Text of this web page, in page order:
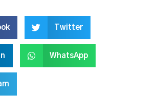
Twitter
WhatsApp